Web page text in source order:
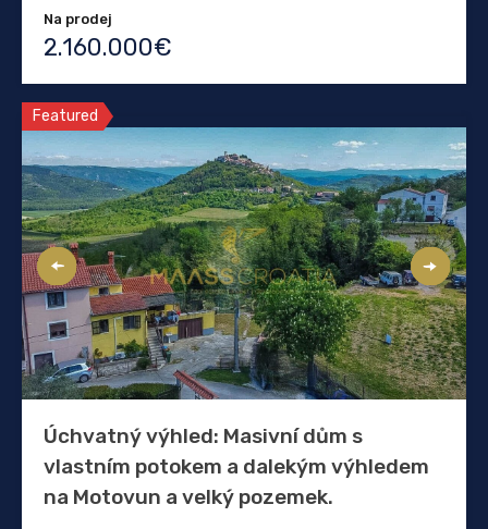
Na prodej
2.160.000€
Featured
Úchvatný výhled: Masivní dům s
vlastním potokem a dalekým výhledem
na Motovun a velký pozemek.